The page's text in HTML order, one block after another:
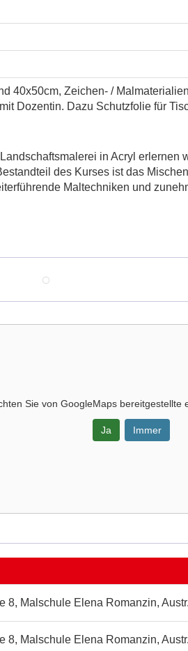
40x50cm, Zeichen- /
Dozentin. Dazu Schutzfolie für
in Acryl erlernen
des Kurses ist das
Maltechniken und
Sie vonGoogleMaps bereitgestellte
Ja Immer
8, Malschule Elena Romanzin,
8, Malschule Elena Romanzin,